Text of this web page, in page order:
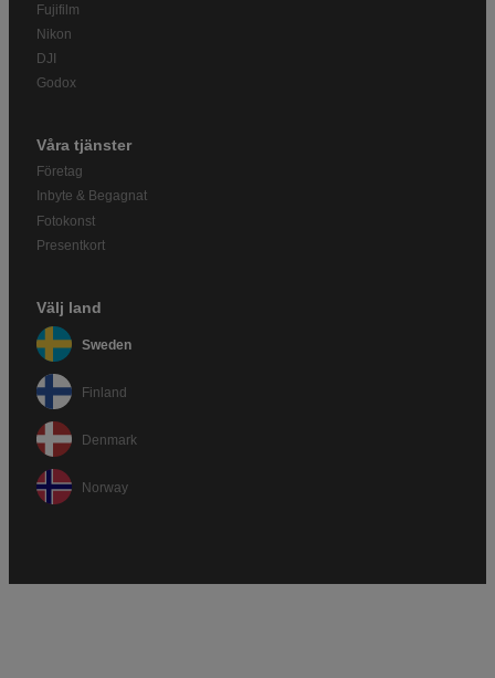
Fujifilm
Nikon
DJI
Godox
Våra tjänster
Företag
Inbyte & Begagnat
Fotokonst
Presentkort
Välj land
Sweden
Finland
Denmark
Norway